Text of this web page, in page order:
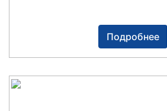
Подробнее